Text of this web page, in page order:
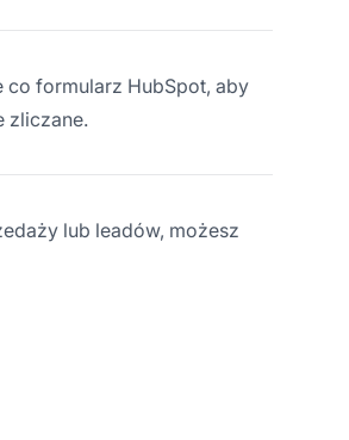
co formularz HubSpot, aby
zliczane.
lub leadów, możesz